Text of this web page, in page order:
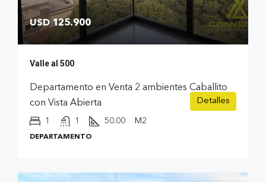
USD 125.900
Valle al 500
Departamento en Venta 2 ambientes Caballito
con Vista Abierta
1 1 50.00 M2
DEPARTAMENTO
Detalles